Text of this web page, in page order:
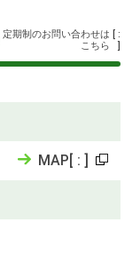
定期制のお問い合わせは
こちら
[:
]
MAP [ : ]